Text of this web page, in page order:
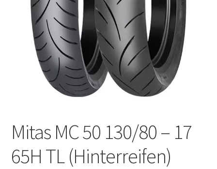
Mitas MC 50 130/80 – 17
65H TL (Hinterreifen)